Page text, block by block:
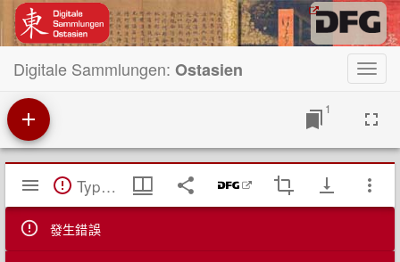
Digitale Sammlungen: Ostasien
1
Mirador
覽
TypeError: Failed to fetch
發生錯誤